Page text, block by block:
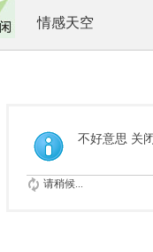
情感天空
不好意思 关
请稍候...